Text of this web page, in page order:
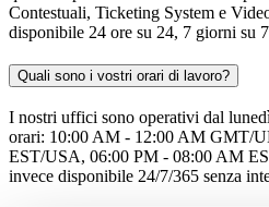
Contestuali, Ticketing System e
disponibile 24 ore su 24, 7 giorni su
Quali sono i vostri orari di lavoro?
I nostri uffici sono operativi dal
orari: 10:00 AM - 12:00 AM GMT/
EST/USA, 06:00 PM - 08:00 AM
invece disponibile 24/7/365 senza